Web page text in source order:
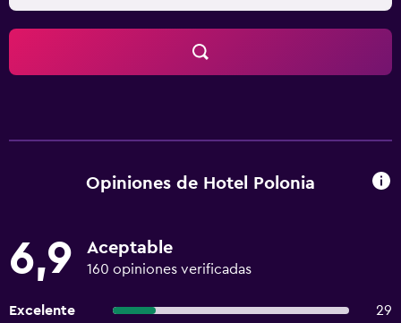
Opiniones de Hotel Polonia
6,9 Aceptable
160 opiniones verificadas
Excelente
29